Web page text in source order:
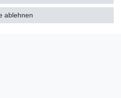
ablehnen
ebay.de, amazon.de, shopvote.de ⓘ
der Bewertungen